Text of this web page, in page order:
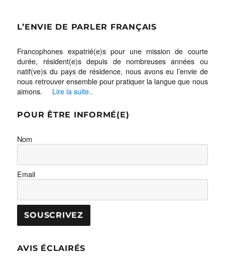
L’ENVIE DE PARLER FRANÇAIS
Francophones expatrié(e)s pour une mission de courte
durée, résident(e)s depuis de nombreuses années ou
natif(ve)s du pays de résidence, nous avons eu l’envie de
nous retrouver ensemble pour pratiquer la langue que nous
aimons. Lire la suite..
POUR ÊTRE INFORMÉ(E)
Nom
Email
AVIS ÉCLAIRÉS